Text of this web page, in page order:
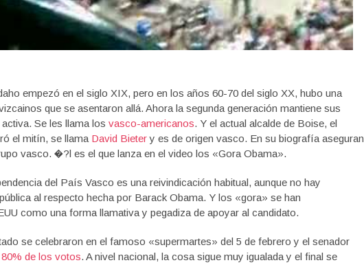
empezó en el siglo XIX, pero en los años 60-70 del siglo XX, hubo una
que se asentaron allá. Ahora la segunda generación mantiene sus
Se les llama los vasco-americanos. Y el actual alcalde de Boise, el
el mitín, se llama David Bietery es de origen vasco. En su biografía aseguran
vasco. �?l es el que lanza en el video los «Gora Obama».
del País Vasco es una reivindicación habitual, aunque no hay
al respecto hecha por Barack Obama. Y los «gora» se han
como una forma llamativa y pegadiza de apoyar al candidato.
se celebraron en el famoso «supermartes» del 5 de febrero y el senador
de los votos. A nivel nacional, la cosa sigue muy igualada y el final se